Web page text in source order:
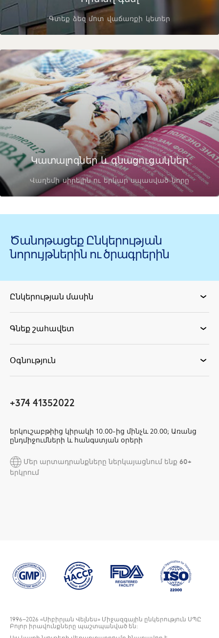
Գտեք ձեզ մոտ վաճառքի կետեր
Կատալոգներ և գնացուցակներ
Վաղեմի սիրելին ու երկար սպասված նորը
Ծանոթացեք Ընկերության
նորույթներին ու ծրագրերին
Ընկերության մասին
Գնեք շահավետ
Օգնություն
+374 41352022
երկուշաբթիից կիրակի 10.00-ից մինչև 20.00; Առանց
ընդմիջումների և հանգստյան օրերի
Մեր արտադրանքները ներկայացնում ենք 60+
երկրում
1996–2026 «Սիբիրյան Վելնես» Միջազգային ընկերություն ՍՊԸ
Բոլոր իրավունքները պաշտպանված են: